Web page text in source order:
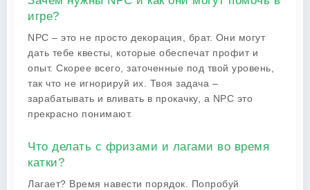
игре?
NPC – это не просто декорация, брат. Они могут
дать тебе квесты, которые обеспечат профит и
опыт. Скорее всего, заточенные под твой уровень,
так что не игнорируй их. Твоя задача –
зарабатывать и вливать в прокачку, а NPC это
прекрасно понимают.
Что делать с фризами и лагами во время
катки?
Лагает? Время навести порядок. Попробуй